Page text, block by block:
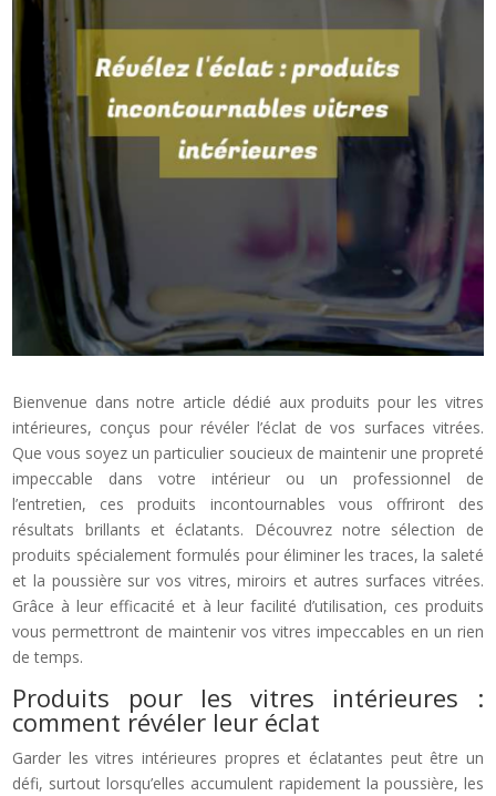
Bienvenue dans notre article dédié aux produits pour les vitres
intérieures, conçus pour révéler l’éclat de vos surfaces vitrées.
Que vous soyez un particulier soucieux de maintenir une propreté
impeccable dans votre intérieur ou un professionnel de
l’entretien, ces produits incontournables vous offriront des
résultats brillants et éclatants. Découvrez notre sélection de
produits spécialement formulés pour éliminer les traces, la saleté
et la poussière sur vos vitres, miroirs et autres surfaces vitrées.
Grâce à leur efficacité et à leur facilité d’utilisation, ces produits
vous permettront de maintenir vos vitres impeccables en un rien
de temps.
Produits pour les vitres intérieures :
comment révéler leur éclat
Garder les vitres intérieures propres et éclatantes peut être un
défi, surtout lorsqu’elles accumulent rapidement la poussière, les